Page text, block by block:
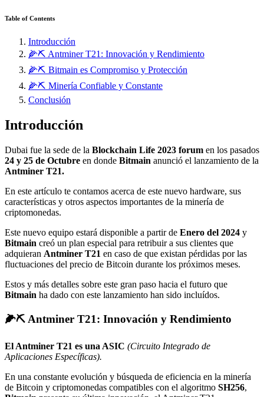
Table of Contents
Introducción
🌽⛏ Antminer T21: Innovación y Rendimiento
🌽⛏ Bitmain es Compromiso y Protección
🌽⛏ Minería Confiable y Constante
Conclusión
Introducción
Dubai fue la sede de la Blockchain Life 2023 forum en los pasados
24 y 25 de Octubre en donde Bitmain anunció el lanzamiento de la
Antminer T21.
En este artículo te contamos acerca de este nuevo hardware, sus
características y otros aspectos importantes de la minería de
criptomonedas.
Este nuevo equipo estará disponible a partir de Enero del 2024 y
Bitmain creó un plan especial para retribuir a sus clientes que
adquieran Antminer T21 en caso de que existan pérdidas por las
fluctuaciones del precio de Bitcoin durante los próximos meses.
Estos y más detalles sobre este gran paso hacia el futuro que
Bitmain ha dado con este lanzamiento han sido incluídos.
🌽⛏ Antminer T21: Innovación y Rendimiento
El Antminer T21 es una ASIC (Circuito Integrado de
Aplicaciones Específicas).
En una constante evolución y búsqueda de eficiencia en la minería
de Bitcoin y criptomonedas compatibles con el algoritmo SH256,